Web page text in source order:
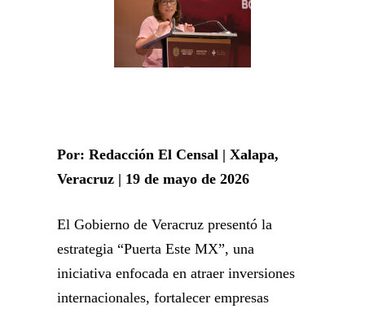
Por: Redacción El Censal | Xalapa,
Veracruz | 19 de mayo de 2026
El Gobierno de Veracruz presentó la
estrategia “Puerta Este MX”, una
iniciativa enfocada en atraer inversiones
internacionales, fortalecer empresas